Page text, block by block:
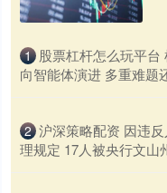
1 股票杠杆怎么玩平
向智能体演进 多重难题
2 沪深策略配资 因违
理规定 17人被央行文山